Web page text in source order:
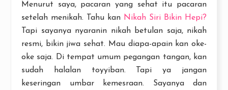
Menurut saya, pacaran yang sehat itu pacaran
setelah menikah. Tahu kan Nikah Siri Bikin Hepi?
Tapi sayanya nyaranin nikah betulan saja, nikah
resmi, bikin jiwa sehat. Mau diapa-apain kan oke-
oke saja. Di tempat umum pegangan tangan, kan
sudah halalan toyyiban. Tapi ya jangan
keseringan umbar kemesraan. Sayanya dan